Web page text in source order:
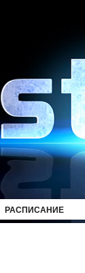
РАСПИСАНИЕ